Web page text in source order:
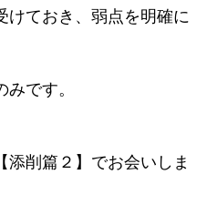
けておき、弱点を明確に
です。
添削篇２】でお会いしま